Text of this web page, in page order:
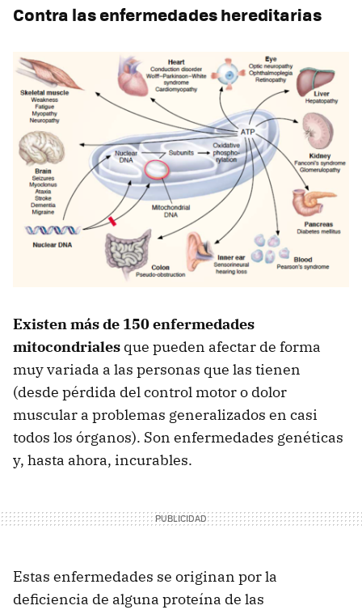
Contra las enfermedades hereditarias
Existen más de 150 enfermedades
mitocondriales que pueden afectar de forma
muy variada a las personas que las tienen
(desde pérdida del control motor o dolor
muscular a problemas generalizados en casi
todos los órganos). Son enfermedades genéticas
y, hasta ahora, incurables.
Estas enfermedades se originan por la
deficiencia de alguna proteína de las